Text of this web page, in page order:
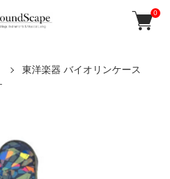
0
東洋楽器 バイオリンケース